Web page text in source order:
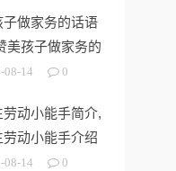
子做家务的话语
美孩子做家务的
短一
08-14 0
劳动小能手简介,
劳动小能手介绍
08-14 0